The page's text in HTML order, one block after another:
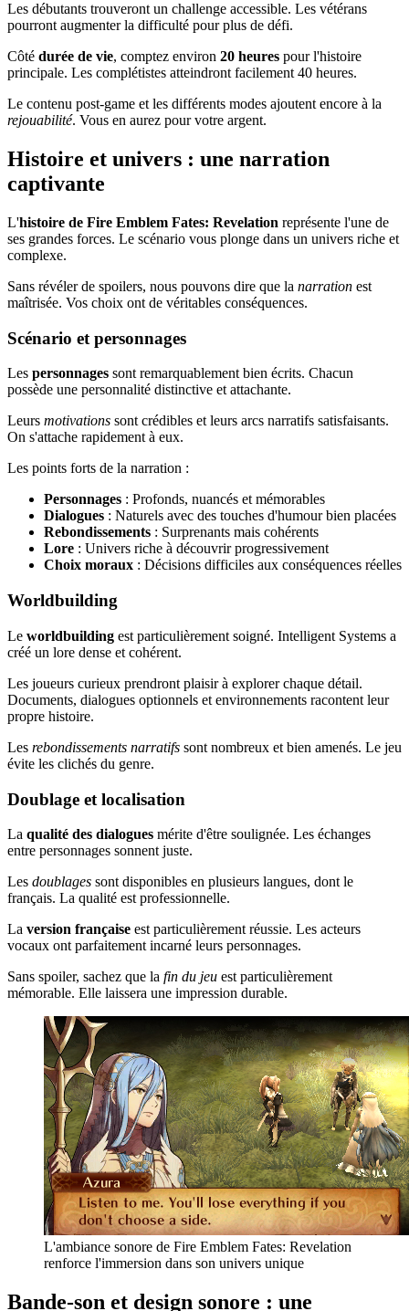
Les débutants trouveront un challenge accessible. Les vétérans
pourront augmenter la difficulté pour plus de défi.
Côté durée de vie, comptez environ 20 heures pour l'histoire
principale. Les complétistes atteindront facilement 40 heures.
Le contenu post-game et les différents modes ajoutent encore à la
rejouabilité. Vous en aurez pour votre argent.
Histoire et univers : une narration
captivante
L'histoire de Fire Emblem Fates: Revelation représente l'une de
ses grandes forces. Le scénario vous plonge dans un univers riche et
complexe.
Sans révéler de spoilers, nous pouvons dire que la narration est
maîtrisée. Vos choix ont de véritables conséquences.
Scénario et personnages
Les personnages sont remarquablement bien écrits. Chacun
possède une personnalité distinctive et attachante.
Leurs motivations sont crédibles et leurs arcs narratifs satisfaisants.
On s'attache rapidement à eux.
Les points forts de la narration :
Personnages : Profonds, nuancés et mémorables
Dialogues : Naturels avec des touches d'humour bien placées
Rebondissements : Surprenants mais cohérents
Lore : Univers riche à découvrir progressivement
Choix moraux : Décisions difficiles aux conséquences réelles
Worldbuilding
Le worldbuilding est particulièrement soigné. Intelligent Systems a
créé un lore dense et cohérent.
Les joueurs curieux prendront plaisir à explorer chaque détail.
Documents, dialogues optionnels et environnements racontent leur
propre histoire.
Les rebondissements narratifs sont nombreux et bien amenés. Le jeu
évite les clichés du genre.
Doublage et localisation
La qualité des dialogues mérite d'être soulignée. Les échanges
entre personnages sonnent juste.
Les doublages sont disponibles en plusieurs langues, dont le
français. La qualité est professionnelle.
La version française est particulièrement réussie. Les acteurs
vocaux ont parfaitement incarné leurs personnages.
Sans spoiler, sachez que la fin du jeu est particulièrement
mémorable. Elle laissera une impression durable.
L'ambiance sonore de Fire Emblem Fates: Revelation
renforce l'immersion dans son univers unique
Bande-son et design sonore : une